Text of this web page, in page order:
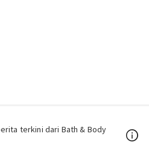
terkini dari Bath & Body